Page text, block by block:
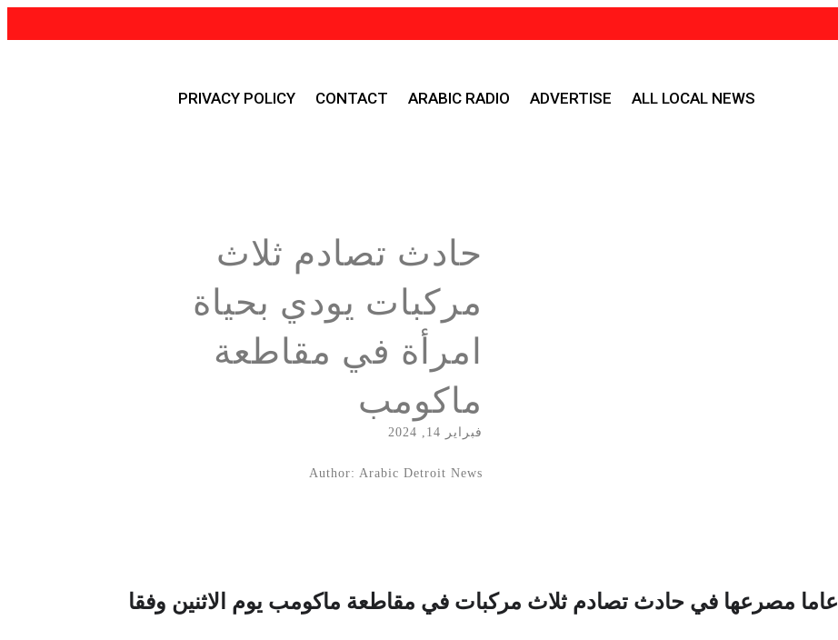
ALL LOCAL NEWS
ADVERTISE
ARABIC RADIO
CONTACT
PRIVACY POLICY
حادث تصادم ثلاث
مركبات يودي بحياة
امرأة في مقاطعة
ماكومب
فبراير 14, 2024
Author: Arabic Detroit News
عاما مصرعها في حادث تصادم ثلاث مركبات في مقاطعة ماكومب يوم الاثنين وفقا